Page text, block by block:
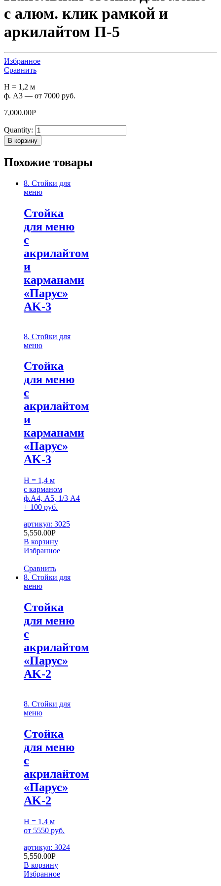
с алюм. клик рамкой и
аркилайтом П-5
Избранное
Сравнить
H = 1,2 м
ф. A3 — от 7000 руб.
7,000.00Р
Quantity:
В корзину
Похожие товары
8. Стойки для
меню
Cтойка
для меню
с
акрилайтом
и
карманами
«Парус»
AK-3
8. Стойки для
меню
Cтойка
для меню
с
акрилайтом
и
карманами
«Парус»
AK-3
H = 1,4 м
с карманом
ф.А4, А5, 1/3 А4
+ 100 руб.
артикул: 3025
5,550.00Р
В корзину
Избранное
Сравнить
8. Стойки для
меню
Cтойка
для меню
с
акрилайтом
«Парус»
AK-2
8. Стойки для
меню
Cтойка
для меню
с
акрилайтом
«Парус»
AK-2
H = 1,4 м
от 5550 руб.
артикул: 3024
5,550.00Р
В корзину
Избранное